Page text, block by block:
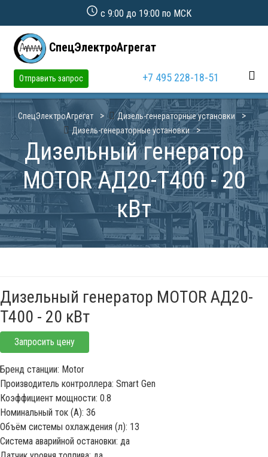
с 9:00 до 19:00 по МСК
СпецЭлектроАгрегат
Отправить запрос +7 495 228-18-51
СпецЭлектроАгрегат
Дизель-генераторные установки
Дизель-генераторные установки
Дизельный генератор
MOTOR АД20-Т400 - 20
кВт
Дизельный генератор MOTOR АД20-
Т400 - 20 кВт
Запросить цену
Бренд станции: Motor
Производитель контроллера: Smart Gen
Коэффициент мощности: 0.8
Номинальный ток (А): 36
Объём системы охлаждения (л): 13
Система аварийной остановки: да